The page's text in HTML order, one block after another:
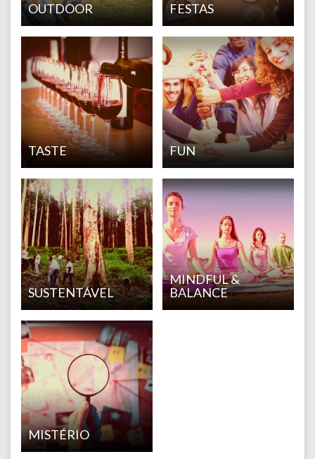
OUTDOOR FESTAS
TASTE FUN
SUSTENTÁVEL
MINDFUL &
BALANCE
MISTÉRIO